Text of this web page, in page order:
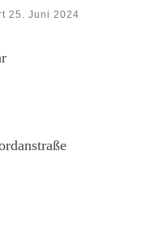
25. Juni 2024